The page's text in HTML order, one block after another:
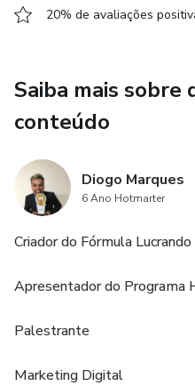
20% de avaliações
Saiba mais sobre
conteúdo
Diogo Marques
6 Ano Hotmarter
Criador do Fórmula
Apresentador do Programa
Palestrante
Marketing Digital